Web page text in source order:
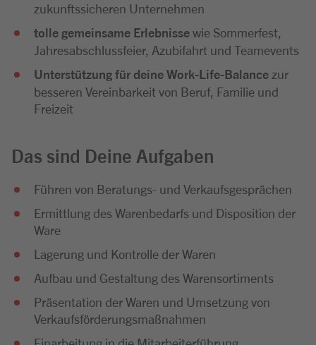
zukunftssicheren Unternehmen
tolle gemeinsame Erlebnissewie Sommerfest,
Jahresabschlussfeier, Azubifahrt und Teamevents
Unterstützung für deine Work-Life-Balance zur
besseren Vereinbarkeit von Beruf, Familie und
Freizeit
Das sind Deine Aufgaben
Führen von Beratungs- und Verkaufsgesprächen
Ermittlung des Warenbedarfs und Disposition der
Ware
Lagerung und Kontrolle der Waren
Aufbau und Gestaltung des Warensortiments
Präsentation der Waren und Umsetzung von
Verkaufsförderungsmaßnahmen